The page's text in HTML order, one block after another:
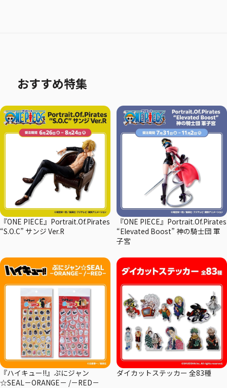
おすすめ特集
『ONE PIECE』Portrait.Of.Pirates
“S.O.C” サンジ Ver.R
『ONE PIECE』Portrait.Of.Pirates
“Elevated Boost” 神の騎士団 軍
子宮
『ハイキュー!!』ぷにジャン
☆SEAL－ORANGE－ /－RED－
ダイカットステッカー 全83種